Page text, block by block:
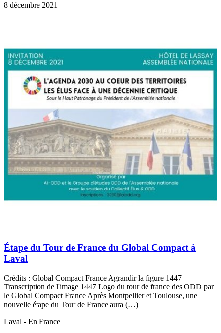
8 décembre 2021
Étape du Tour de France du Global Compact à
Laval
Crédits : Global Compact France Agrandir la figure 1447
Transcription de l'image 1447 Logo du tour de france des ODD par
le Global Compact France Après Montpellier et Toulouse, une
nouvelle étape du Tour de France aura (…)
Laval - En France